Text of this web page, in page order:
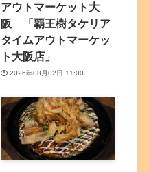
アウトマーケット大
阪 「覇王樹タケリア
タイムアウトマーケッ
ト大阪店」
2026年08月02日 11:00